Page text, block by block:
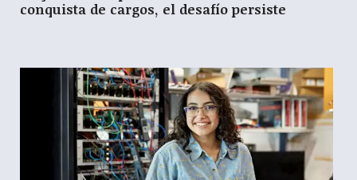
conquista de cargos, el desafío persiste